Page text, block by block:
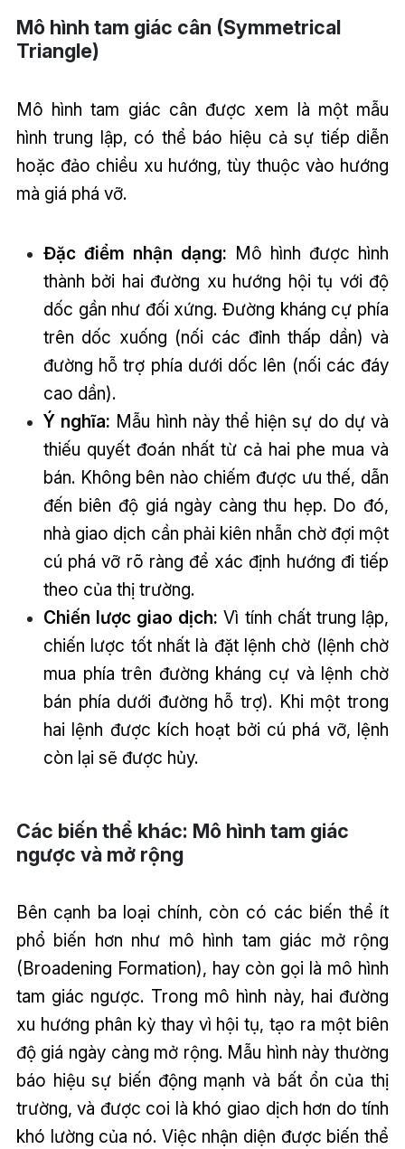
Mô hình tam giác cân (Symmetrical
Triangle)
Mô hình tam giác cân được xem là một mẫu
hình trung lập, có thể báo hiệu cả sự tiếp diễn
hoặc đảo chiều xu hướng, tùy thuộc vào hướng
mà giá phá vỡ.
Đặc điểm nhận dạng: Mô hình được hình
thành bởi hai đường xu hướng hội tụ với độ
dốc gần như đối xứng. Đường kháng cự phía
trên dốc xuống (nối các đỉnh thấp dần) và
đường hỗ trợ phía dưới dốc lên (nối các đáy
cao dần).
Ý nghĩa: Mẫu hình này thể hiện sự do dự và
thiếu quyết đoán nhất từ cả hai phe mua và
bán. Không bên nào chiếm được ưu thế, dẫn
đến biên độ giá ngày càng thu hẹp. Do đó,
nhà giao dịch cần phải kiên nhẫn chờ đợi một
cú phá vỡ rõ ràng để xác định hướng đi tiếp
theo của thị trường.
Chiến lược giao dịch: Vì tính chất trung lập,
chiến lược tốt nhất là đặt lệnh chờ (lệnh chờ
mua phía trên đường kháng cự và lệnh chờ
bán phía dưới đường hỗ trợ). Khi một trong
hai lệnh được kích hoạt bởi cú phá vỡ, lệnh
còn lại sẽ được hủy.
Các biến thể khác: Mô hình tam giác
ngược và mở rộng
Bên cạnh ba loại chính, còn có các biến thể ít
phổ biến hơn như mô hình tam giác mở rộng
(Broadening Formation), hay còn gọi là mô hình
tam giác ngược. Trong mô hình này, hai đường
xu hướng phân kỳ thay vì hội tụ, tạo ra một biên
độ giá ngày càng mở rộng. Mẫu hình này thường
báo hiệu sự biến động mạnh và bất ổn của thị
trường, và được coi là khó giao dịch hơn do tính
khó lường của nó. Việc nhận diện được biến thể